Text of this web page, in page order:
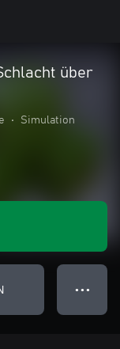
über
• Simulation
● ● ●